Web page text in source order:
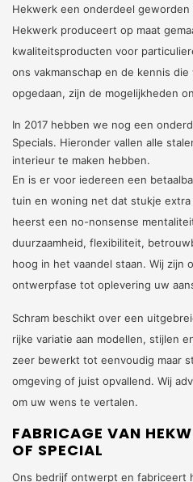
Hekwerk een onderdeel geworden
Hekwerk produceert op maat
kwaliteitsproducten voor
ons vakmanschap en de kennis
opgedaan, zijn de mogelijkheden
In 2017 hebben we nog een
Specials. Hieronder vallen alle
interieur te maken hebben.
En is er voor iedereen een
tuin en woning net dat stukje
heerst een no-nonsense
duurzaamheid, flexibiliteit,
hoog in het vaandel staan. Wij zijn
ontwerpfase tot oplevering uw
Schram beschikt over een
rijke variatie aan modellen, stijlen
zeer bewerkt tot eenvoudig maar
omgeving of juist opvallend. Wij
om uw wens te vertalen.
FABRICAGE VAN
OF SPECIAL
Ons bedrijf ontwerpt en fabriceert